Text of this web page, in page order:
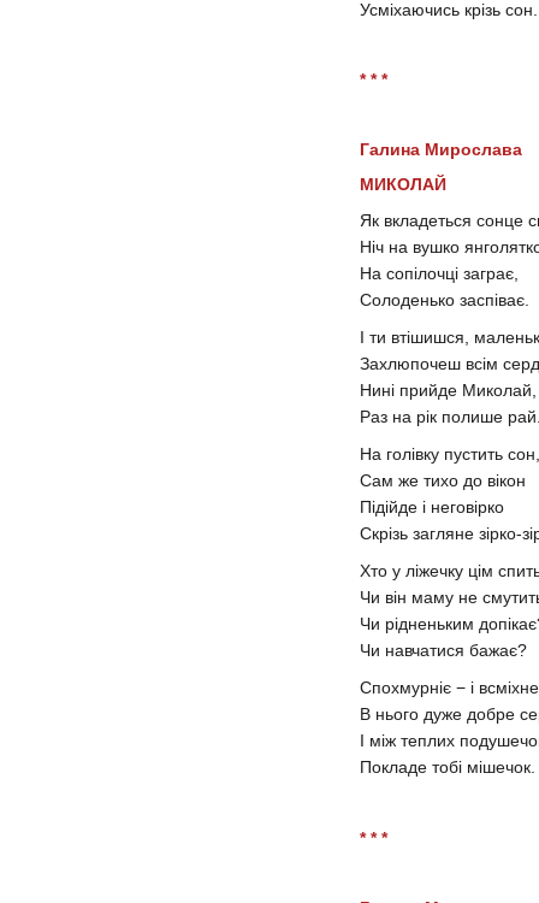
Усміхаючись крізь
* * *
Галина Мирослава
МИКОЛАЙ
Як вкладеться сонце
Ніч на вушко
На сопілочці заграє,
Солоденько заспіває.
І ти втішишся,
Захлюпочеш всім
Нині прийде Миколай,
Раз на рік полише
На голівку пустить сон,
Сам же тихо до вікон
Підійде і неговірко
Скрізь загляне зірко-
Хто у ліжечку цім
Чи він маму не
Чи рідненьким
Чи навчатися бажає?
Спохмурніє − і
В нього дуже добре
І між теплих
Покладе тобі мішечок.
* * *